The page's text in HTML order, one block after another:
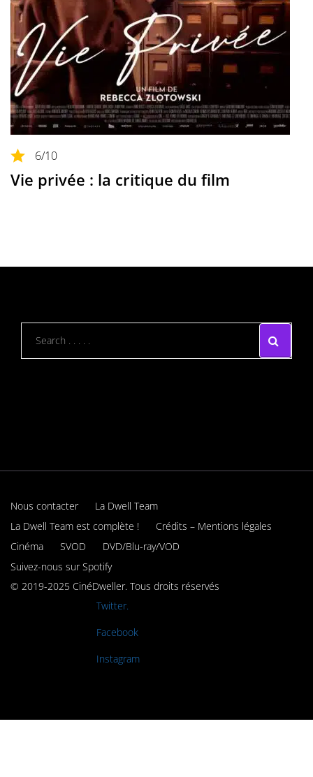
6/10
Vie privée : la critique du film
Nous contacter
La Dwell Team
La Dwell Team est complète !
Crédits – Mentions légales
Cinéma
SVOD
DVD/Blu-ray/VOD
Suivez-nous sur Spotify
© 2019-2025 CinéDweller. Tous droits réservés
Twitter.
Facebook
Instagram